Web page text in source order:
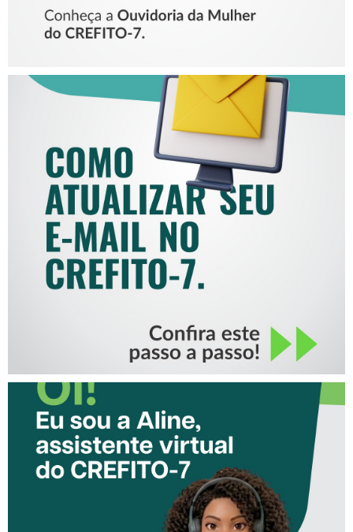
COMO ATUALIZAR SEU E-
MAIL NO CREFITO-7
CONHEÇA A ‘ALINE’,
ASSISTENTE VIRTUAL DO